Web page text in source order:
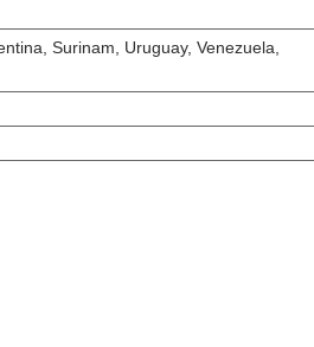
Surinam, Uruguay, Venezuela,